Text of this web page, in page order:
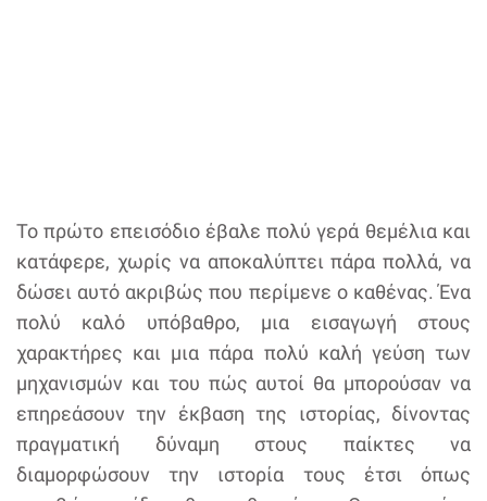
Το πρώτο επεισόδιο έβαλε πολύ γερά θεμέλια και
κατάφερε, χωρίς να αποκαλύπτει πάρα πολλά, να
δώσει αυτό ακριβώς που περίμενε ο καθένας. Ένα
πολύ καλό υπόβαθρο, μια εισαγωγή στους
χαρακτήρες και μια πάρα πολύ καλή γεύση των
μηχανισμών και του πώς αυτοί θα μπορούσαν να
επηρεάσουν την έκβαση της ιστορίας, δίνοντας
πραγματική δύναμη στους παίκτες να
διαμορφώσουν την ιστορία τους έτσι όπως